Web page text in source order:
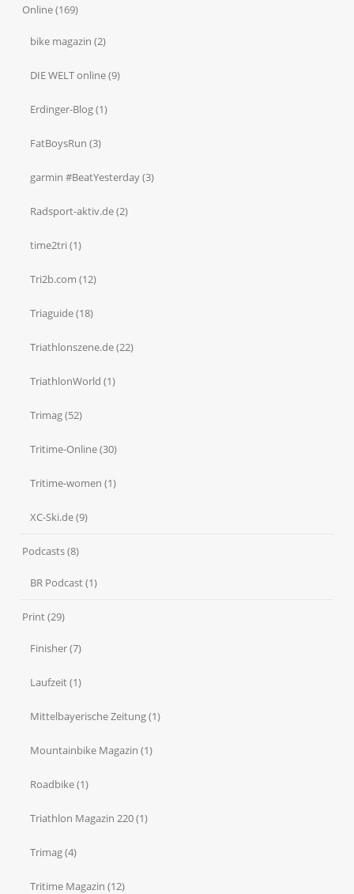
Online(169)
bike magazin (2)
DIE WELT online(9)
Erdinger-Blog(1)
FatBoysRun (3)
garmin #BeatYesterday(3)
Radsport-aktiv.de(2)
time2tri (1)
Tri2b.com (12)
Triaguide(18)
Triathlonszene.de(22)
TriathlonWorld (1)
Trimag(52)
Tritime-Online(30)
Tritime-women (1)
XC-Ski.de(9)
Podcasts(8)
BR Podcast(1)
Print(29)
Finisher(7)
Laufzeit(1)
Mittelbayerische Zeitung(1)
Mountainbike Magazin (1)
Roadbike(1)
Triathlon Magazin 220(1)
Trimag(4)
Tritime Magazin (12)